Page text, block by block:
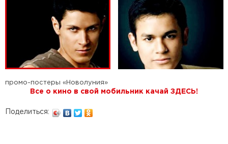
промо-постеры «Новолуния»
Все о кино в свой мобильник качай ЗДЕСЬ!
Поделиться: